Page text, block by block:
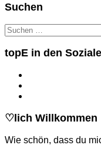
Suchen
Suchen
nach:
topE in den
♡lich Willkommen
Wie schön, dass du